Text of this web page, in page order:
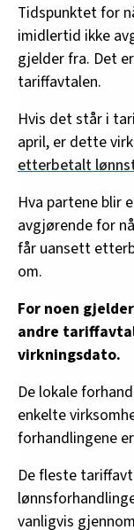
Tidspunktet for
imidlertid ikke
gjelder fra. Det
tariffavtalen.
Hvis det står i
april, er dette
etterbetalt
Hva partene blir
avgjørende for
får uansett
om.
For noen
andre
virkningsdato.
De lokale
enkelte
forhandlingene
De fleste
vanligvis